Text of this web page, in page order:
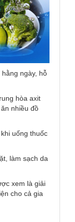
hằng ngày, hỗ
hòa axit
nhiều đồ
uống thuốc
làm sạch da
xem là giải
cho cả gia